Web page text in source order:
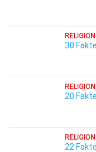
RELIGION
30
RELIGION
20
RELIGION
22